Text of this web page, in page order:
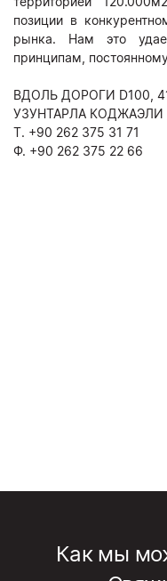
позиции в
рынка. Нам это
принципам,
ВДОЛЬ ДОРОГИ D100,
УЗУНТАРЛА КОДЖАЭЛИ
T. +90 262 375 31 71
Ф. +90 262 375 22 66
Как мы